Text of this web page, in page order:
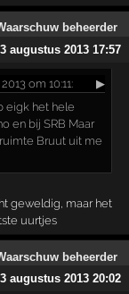
augustus 2013 17:57
om 10:11:
▶
eigk het hele
en bij SRB Maar
Bruut uit me
geweldig, maar het
uurtjes
augustus 2013 20:02